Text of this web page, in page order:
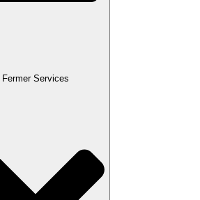
Fermer Services